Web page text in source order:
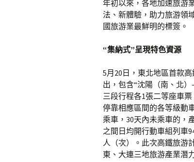
年初以來，各地加速旅游
法、新體驗，助力旅游領
國旅游業最鮮明的標簽。
“集納式”呈現特色資源
5月20日，東北地區首款
出，包含“沈陽（南、北
三段行程各1張二等座車
停靠相應區間的各等級動
乘車，30天內未乘車的，
之間日均開行動車組列車
人（次）。此次高鐵旅游
東、大連三地旅游產業潛